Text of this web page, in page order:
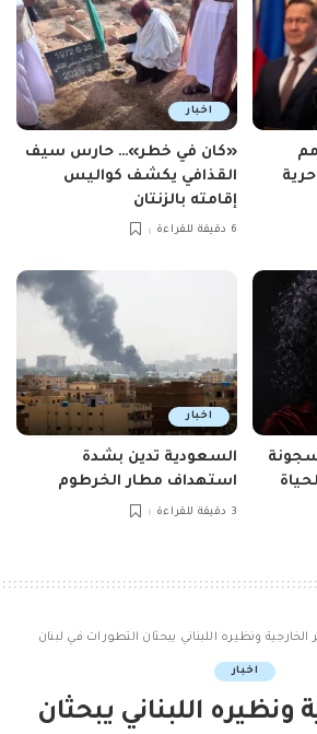
اخبار
«كان في خطر»… حارس سيف
القذافي يكشف كواليس
إقامته بالزنتان
6 دقيقة للقراءة
اخبار
السعودية تدين بشدة
استهداف مطار الخرطوم
3 دقيقة للقراءة
الخارجية ونظيره اللبناني يبحثان التطورات في لبنان
اخبار
ونظيره اللبناني يبحثان